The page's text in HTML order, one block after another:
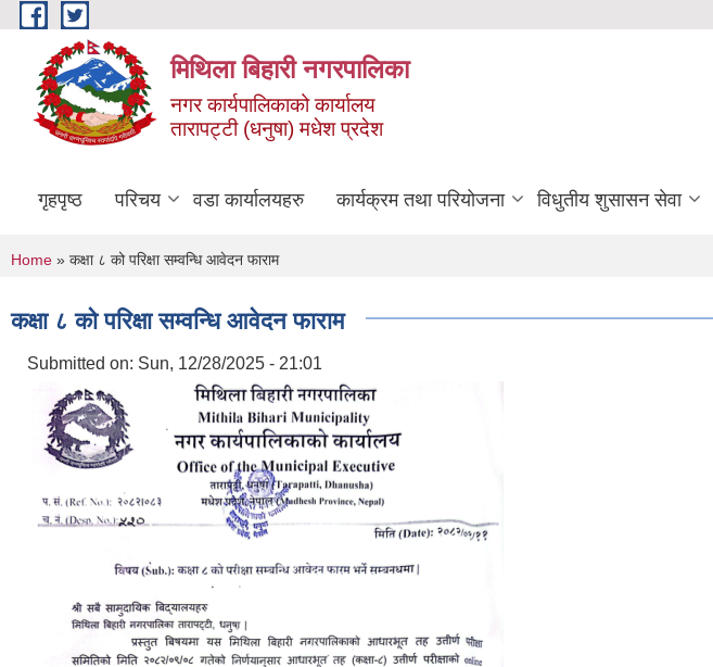
Skip to main content
मिथिला बिहारी नगरपालिका
नगर कार्यपालिकाको कार्यालय
तारापट्टी (धनुषा) मधेश प्रदेश
गृहपृष्ठ परिचय वडा कार्यालयहरु कार्यक्रम तथा परियोजना विधुतीय शुसासन सेवा
You are here
Home » कक्षा ८ को परिक्षा सम्वन्धि आवेदन फाराम
कक्षा ८ को परिक्षा सम्वन्धि आवेदन फाराम
Submitted on: Sun, 12/28/2025 - 21:01